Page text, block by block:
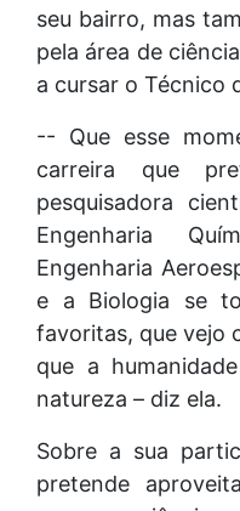
seu bairro, mas
pela área de
a cursar o Técnico
-- Que esse
carreira que
pesquisadora
Engenharia
Engenharia
e a Biologia se
favoritas, que vejo
que a
natureza – diz ela.
Sobre a sua
pretende